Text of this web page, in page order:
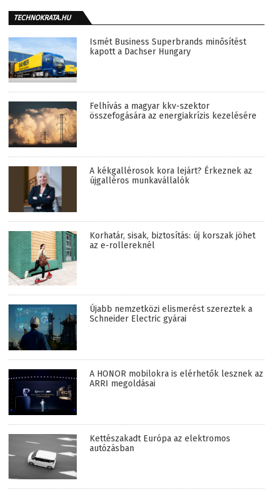
TECHNOKRATA.HU
Ismét Business Superbrands minősítést
kapott a Dachser Hungary
Felhívás a magyar kkv-szektor
összefogására az energiakrízis kezelésére
A kékgallérosok kora lejárt? Érkeznek az
újgalléros munkavállalók
Korhatár, sisak, biztosítás: új korszak jöhet
az e-rollereknél
Újabb nemzetközi elismerést szereztek a
Schneider Electric gyárai
A HONOR mobilokra is elérhetők lesznek az
ARRI megoldásai
Kettészakadt Európa az elektromos
autózásban